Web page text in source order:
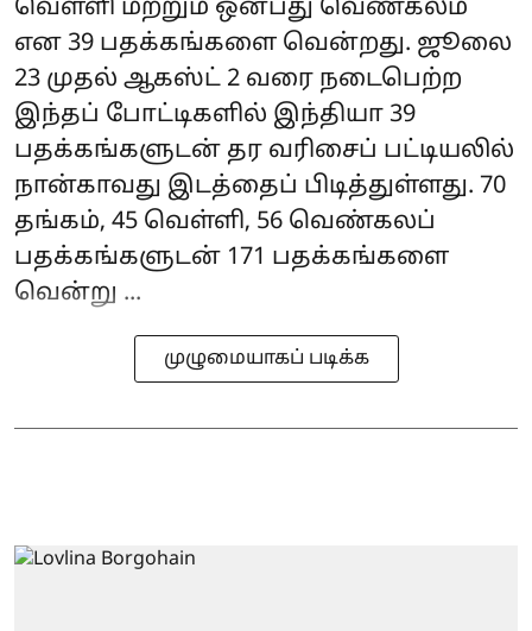
வெள்ளி மற்றும் ஒன்பது வெண்கலம்
என 39 பதக்கங்களை வென்றது. ஜூலை
23 முதல் ஆகஸ்ட் 2 வரை நடைபெற்ற
இந்தப் போட்டிகளில் இந்தியா 39
பதக்கங்களுடன் தர வரிசைப் பட்டியலில்
நான்காவது இடத்தைப் பிடித்துள்ளது. 70
தங்கம், 45 வெள்ளி, 56 வெண்கலப்
பதக்கங்களுடன் 171 பதக்கங்களை
வென்று ...
முழுமையாகப் படிக்க